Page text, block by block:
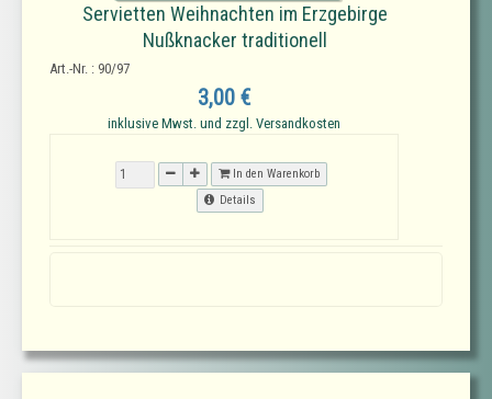
Servietten Weihnachten im Erzgebirge
Nußknacker traditionell
Art.-Nr. : 90/97
3,00 €
inklusive Mwst. und zzgl. Versandkosten
In den Warenkorb
Details